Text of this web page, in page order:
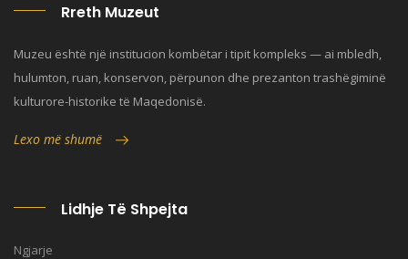
Rreth Muzeut
Muzeu është një institucion kombëtar i tipit kompleks — ai mbledh,
hulumton, ruan, konservon, përpunon dhe prezanton trashëgiminë
kulturore-historike të Maqedonisë.
Lexo më shumë
Lidhje Të Shpejta
Ngjarje